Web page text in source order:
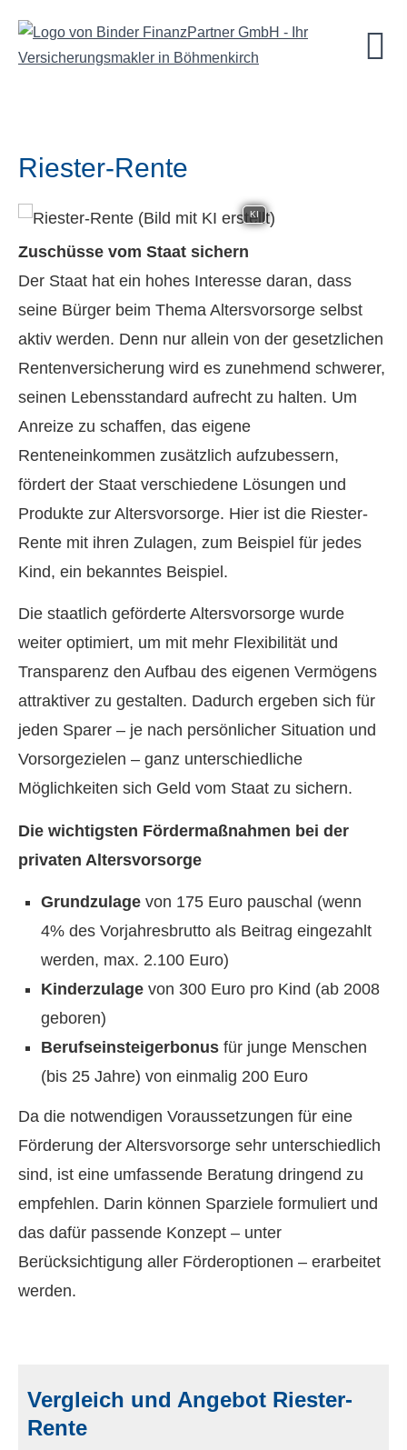
Riester-Rente
KI
Zuschüsse vom Staat sichern
Der Staat hat ein hohes Interesse daran, dass
seine Bürger beim Thema Alters­vorsorge selbst
aktiv werden. Denn nur allein von der gesetzlichen
Rentenversicherung wird es zunehmend schwerer,
seinen Lebensstandard aufrecht zu halten. Um
Anreize zu schaffen, das eigene
Renteneinkommen zusätzlich aufzubessern,
fördert der Staat verschiedene Lösungen und
Produkte zur Alters­vorsorge. Hier ist die Riester-
Rente mit ihren Zulagen, zum Beispiel für jedes
Kind, ein bekanntes Beispiel.
Die staatlich geförderte Alters­vorsorge wurde
weiter optimiert, um mit mehr Flexibilität und
Transparenz den Aufbau des eigenen Vermögens
attraktiver zu gestalten. Dadurch ergeben sich für
jeden Sparer – je nach persönlicher Situation und
Vorsorgezielen – ganz unterschiedliche
Möglichkeiten sich Geld vom Staat zu sichern.
Die wichtigsten Fördermaßnahmen bei der
privaten Alters­vorsorge
Grundzulage von 175 Euro pauschal (wenn
4% des Vorjahresbrutto als Beitrag eingezahlt
werden, max. 2.100 Euro)
Kinderzulage von 300 Euro pro Kind (ab 2008
geboren)
Berufseinsteigerbonus für junge Menschen
(bis 25 Jahre) von einmalig 200 Euro
Da die notwendigen Voraussetzungen für eine
Förderung der Alters­vorsorge sehr unterschiedlich
sind, ist eine umfassende Beratung dringend zu
empfehlen. Darin können Sparziele formuliert und
das dafür passende Konzept – unter
Berücksichtigung aller Förderoptionen – erarbeitet
werden.
Vergleich und Angebot Riester-
Rente